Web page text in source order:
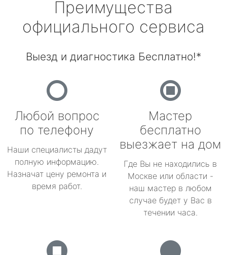
Преимущества
официального сервиса
Выезд и диагностика Бесплатно!*
Любой вопрос
по телефону
Наши специалисты дадут
полную информацию.
Назначат цену ремонта и
время работ.
Мастер
бесплатно
выезжает на дом
Где Вы не находились в
Москве или области -
наш мастер в любом
случае будет у Вас в
течении часа.